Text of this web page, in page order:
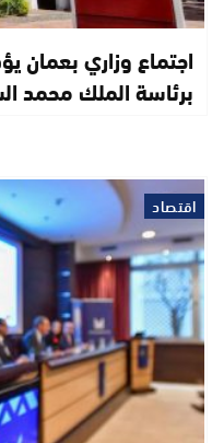
اجتماع وزاري بعمان
برئاسة الملك محمد
اقتصاد